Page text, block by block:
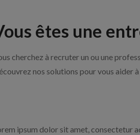
êtes une
cherchez à recruter un ou une
nos solutions pour vous aider
ipsum dolor sit amet, consectetur